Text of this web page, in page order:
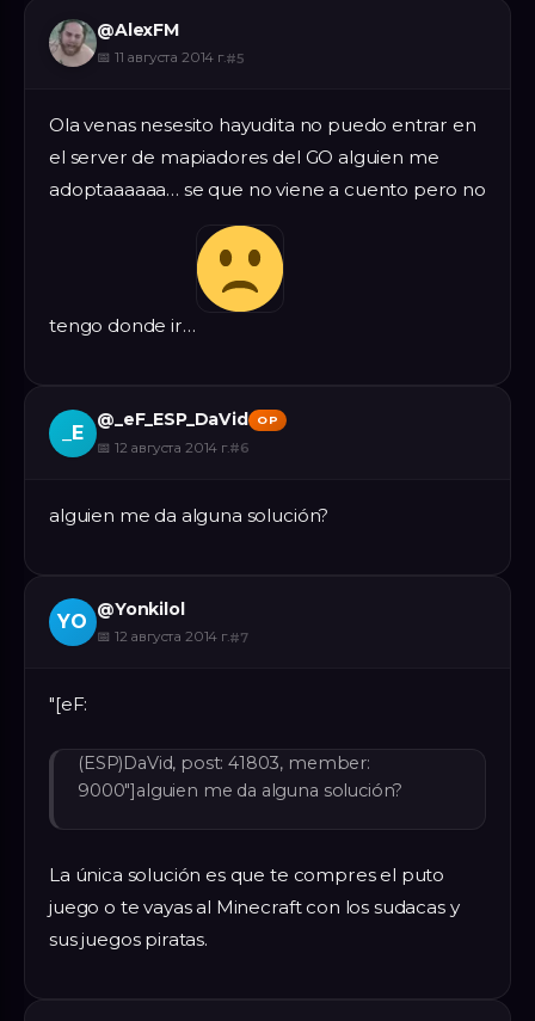
@AlexFM
📅 11 августа 2014 г.#5
Ola venas nesesito hayudita no puedo entrar en
el server de mapiadores del GO alguien me
adoptaaaaaa… se que no viene a cuento pero no
tengo donde ir…
_E
@_eF_ESP_DaVid OP
📅 12 августа 2014 г.#6
alguien me da alguna solución?
YO
@Yonkilol
📅 12 августа 2014 г.#7
"[eF:
(ESP)DaVid, post: 41803, member:
9000"]alguien me da alguna solución?
La única solución es que te compres el puto
juego o te vayas al Minecraft con los sudacas y
sus juegos piratas.